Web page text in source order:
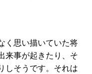
く思い描いていた将
来事が起きたり、そ
しそうです。それは